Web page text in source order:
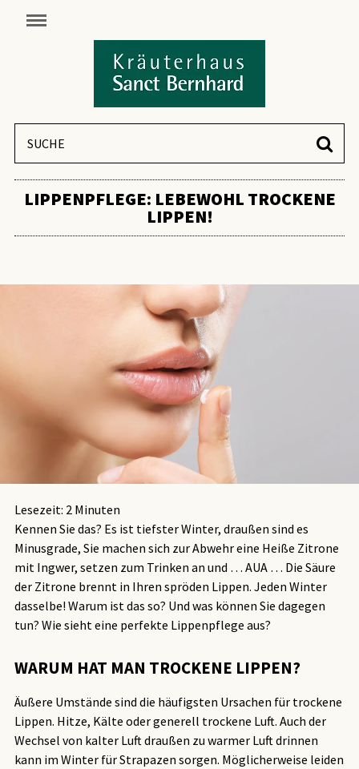
LIPPENPFLEGE: LEBEWOHL TROCKENE
LIPPEN!
Lesezeit: 2 Minuten
Kennen Sie das? Es ist tiefster Winter, draußen sind es
Minusgrade, Sie machen sich zur Abwehr eine Heiße Zitrone
mit Ingwer, setzen zum Trinken an und … AUA … Die Säure
der Zitrone brennt in Ihren spröden Lippen. Jeden Winter
dasselbe! Warum ist das so? Und was können Sie dagegen
tun? Wie sieht eine perfekte Lippenpflege aus?
WARUM HAT MAN TROCKENE LIPPEN?
Äußere Umstände sind die häufigsten Ursachen für trockene
Lippen. Hitze, Kälte oder generell trockene Luft. Auch der
Wechsel von kalter Luft draußen zu warmer Luft drinnen
kann im Winter für Strapazen sorgen. Möglicherweise leiden